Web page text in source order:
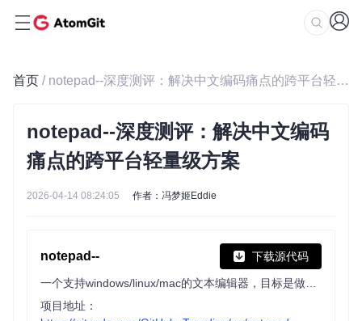
首页 / notepad--深度测评：解决中文编码痛点的跨平台轻量级方案
notepad--深度测评：解决中文编码
痛点的跨平台轻量级方案
2026-04-14 08:24:05 作者：冯梦姬Eddie
notepad-- 下载源代码
项目地址：